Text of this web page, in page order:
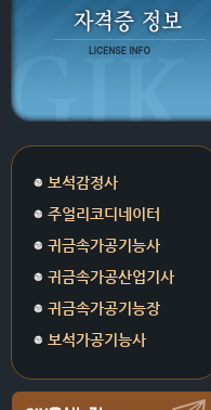
보석감정사
주얼리코디네이터
귀금속가공기능사
귀금속가공산업기사
귀금속가공기능장
보석가공기능사